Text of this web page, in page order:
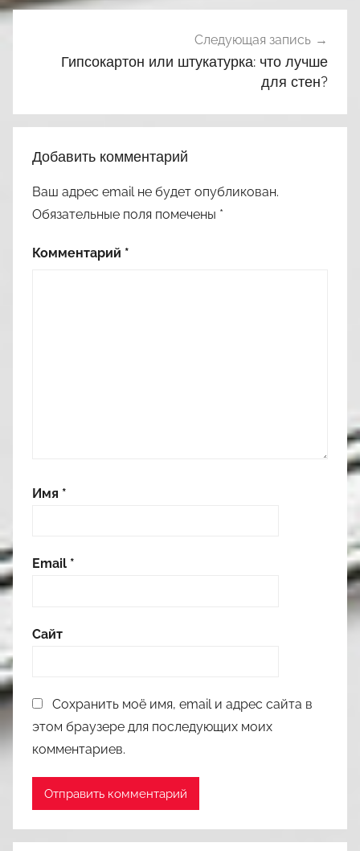
Следующая запись
Гипсокартон или штукатурка: что лучше
для стен?
Добавить комментарий
Ваш адрес email не будет опубликован.
Обязательные поля помечены *
Комментарий *
Имя *
Email *
Сайт
Сохранить моё имя, email и адрес сайта в
этом браузере для последующих моих
комментариев.